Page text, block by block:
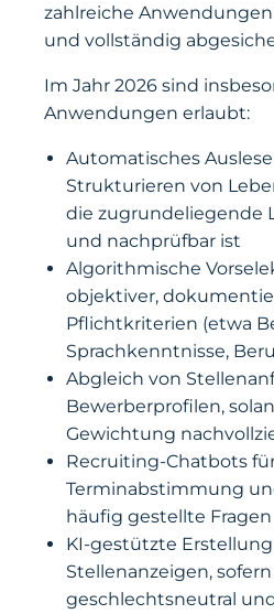
zahlreiche
und vollständig
Im Jahr 2026 sind
Anwendungen erlaubt:
Automatisches
Strukturieren von
die zugrundeliegende
und nachprüfbar ist
Algorithmische
objektiver,
Pflichtkriterien (etwa
Sprachkenntnisse,
Abgleich von
Bewerberprofilen,
Gewichtung
Recruiting-Chatbots
Terminabstimmung
häufig gestellte Fragen
KI-gestützte
Stellenanzeigen,
geschlechtsneutral